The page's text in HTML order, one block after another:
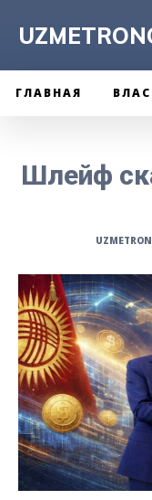
ГЛАВНАЯ
Шлейф